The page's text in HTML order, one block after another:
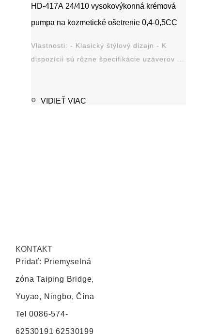
HD-417A 24/410 vysokovýkonná krémová
pumpa na kozmetické ošetrenie 0,4-0,5CC
Vlastnosti: - Klasický štýlový dizajn - K
VIDIEŤ VIAC
KONTAKT
Pridať: Priemyselná
zóna Taiping Bridge,
Yuyao, Ningbo, Čína
Tel 0086-574-
62530191 62530199